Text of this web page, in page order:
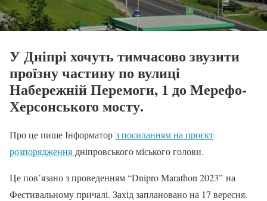
У Дніпрі хочуть тимчасово звузити
проїзну частину по вулиці
Набережній Перемоги, 1 до Мерефо-
Херсонського мосту.
Про це пише Інформатор з посиланням на проєкт
розпорядження дніпровського міського голови.
Це пов’язано з проведенням “Dnipro Marathon 2023” на
Фестивальному причалі. Захід заплановано на 17 вересня.